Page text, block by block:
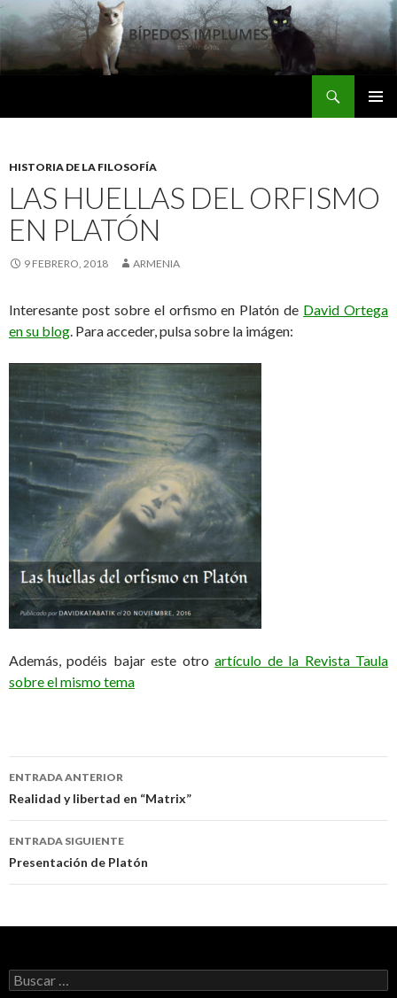
HISTORIA DE LA FILOSOFÍA
LAS HUELLAS DEL ORFISMO
EN PLATÓN
9 FEBRERO, 2018 ARMENIA
Interesante post sobre el orfismo en Platón de David Ortega
en su blog. Para acceder, pulsa sobre la imágen:
Además, podéis bajar este otroartículo de la Revista Taula
sobre el mismo tema
Navegación
de
entradas
ENTRADA ANTERIOR
Realidad y libertad en “Matrix”
ENTRADA SIGUIENTE
Presentación de Platón
B
u